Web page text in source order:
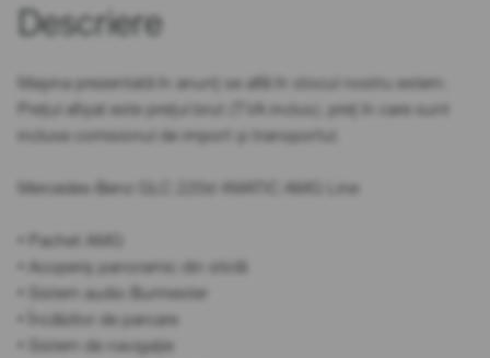
Descriere
Mașina prezentată în anunț se află în stocul nostru extern.
Prețul afișat este prețul brut (TVA inclus), preț în care sunt
incluse comisionul de import și transportul.
Mercedes-Benz GLC 220d 4MATIC AMG Line
• Pachet AMG
• Acoperiș panoramic din sticlă
• Sistem audio Burmester
• Încălzitor de parcare
• Sistem de navigație